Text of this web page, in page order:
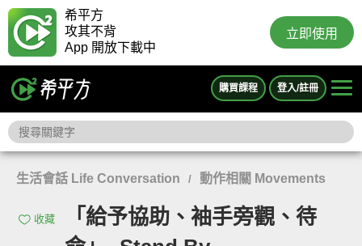
希平方
攻其不背
App 開放下載中
立即使用
購買課程 登入/註冊
生活會話 Life Conversation / 動作相關 Movements
收藏
「給予協助、袖手旁觀、待